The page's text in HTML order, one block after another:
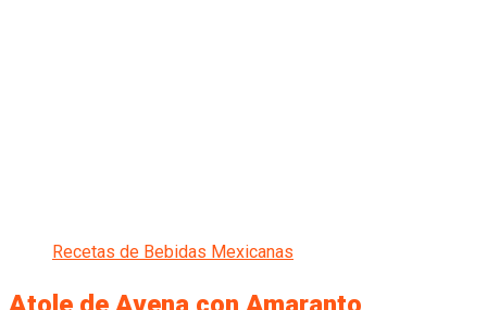
Recetas de Bebidas Mexicanas